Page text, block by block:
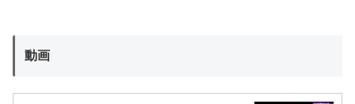
動画